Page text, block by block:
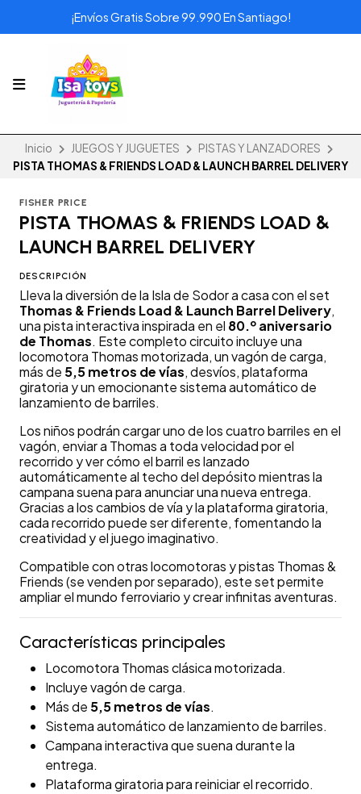
¡Envíos Gratis Sobre 99.990 En Santiago!
Inicio JUEGOS Y JUGUETES
PISTAS Y LANZADORES
PISTA THOMAS & FRIENDS LOAD & LAUNCH BARREL DELIVERY
FISHER PRICE
PISTA THOMAS & FRIENDS LOAD &
LAUNCH BARREL DELIVERY
DESCRIPCIÓN
Lleva la diversión de la Isla de Sodor a casa con el set
Thomas & Friends Load & Launch Barrel Delivery,
una pista interactiva inspirada en el 80.º aniversario
de Thomas. Este completo circuito incluye una
locomotora Thomas motorizada, un vagón de carga,
más de 5,5 metros de vías, desvíos, plataforma
giratoria y un emocionante sistema automático de
lanzamiento de barriles.
Los niños podrán cargar uno de los cuatro barriles en el
vagón, enviar a Thomas a toda velocidad por el
recorrido y ver cómo el barril es lanzado
automáticamente al techo del depósito mientras la
campana suena para anunciar una nueva entrega.
Gracias a los cambios de vía y la plataforma giratoria,
cada recorrido puede ser diferente, fomentando la
creatividad y el juego imaginativo.
Compatible con otras locomotoras y pistas Thomas &
Friends (se venden por separado), este set permite
ampliar el mundo ferroviario y crear infinitas aventuras.
Características principales
Locomotora Thomas clásica motorizada.
Incluye vagón de carga.
Más de 5,5 metros de vías.
Sistema automático de lanzamiento de barriles.
Campana interactiva que suena durante la
entrega.
Plataforma giratoria para reiniciar el recorrido.